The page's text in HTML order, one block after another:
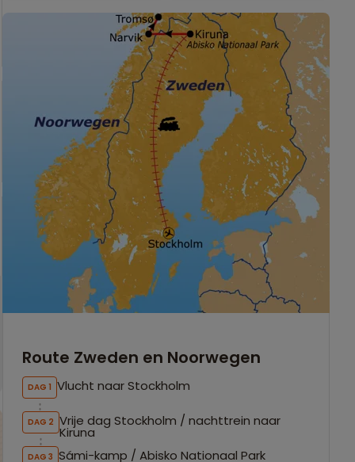
Route Zweden en Noorwegen
DAG 1 Vlucht naar Stockholm
DAG 2 Vrije dag Stockholm / nachttrein naar
Kiruna
DAG 3 Sámi-kamp / Abisko Nationaal Park